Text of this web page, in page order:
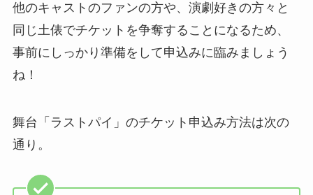
他のキャストのファンの方や、演劇好きの方々と
同じ土俵でチケットを争奪することになるため、
事前にしっかり準備をして申込みに臨みましょう
ね！
舞台「ラストパイ」のチケット申込み方法は次の
通り。